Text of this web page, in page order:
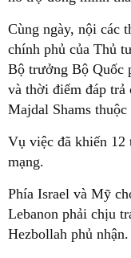
Cùng ngày, nội các
chính phủ của Thủ
Bộ trưởng Bộ Quốc
và thời điểm đáp trả
Majdal Shams
Vụ việc đã khiến 12
mạng.
Phía Israel và Mỹ
Lebanon phải chịu
Hezbollah phủ nhận.